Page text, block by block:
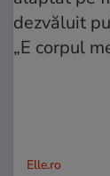
Elle.ro